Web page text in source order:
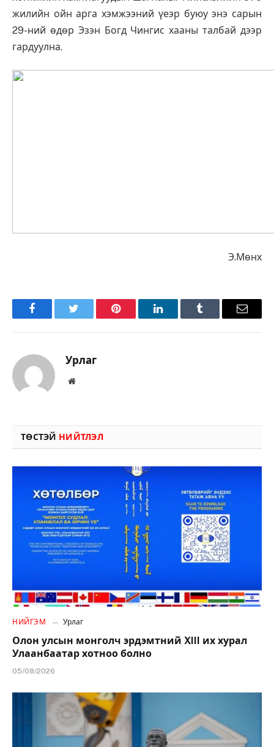
жилийн ойн арга хэмжээний үеэр буюу энэ сарын
29-ний өдөр Эзэн Богд Чингис хааны талбай дээр
гардуулна.
Э.Мөнх
FacebookTwitter Pinterest LinkedInTumblr Имэйл
Урлаг
Вэбсайт
ТӨСТЭЙ НИЙТЛЭЛ
НИЙГЭМ Урлаг
Олон улсын монголч эрдэмтний XIII их хурал
Улаанбаатар хотноо болно
05/08/2026